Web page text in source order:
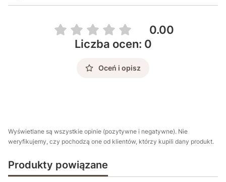
0.00
Liczba ocen: 0
Oceń i opisz
Wyświetlane są wszystkie opinie (pozytywne i negatywne). Nie
weryfikujemy, czy pochodzą one od klientów, którzy kupili dany produkt.
Produkty powiązane